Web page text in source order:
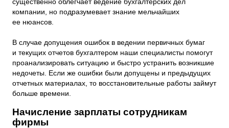
компании, но подразумевает знание мельчайших
ее нюансов.
В случае допущения ошибок в ведении первичных бумаг
и текущих отчетов бухгалтером наши специалисты помогут
проанализировать ситуацию и быстро устранить возникшие
недочеты. Если же ошибки были допущены и предыдущих
отчетных материалах, то восстановительные работы займут
больше времени.
Начисление зарплаты сотрудникам
фирмы